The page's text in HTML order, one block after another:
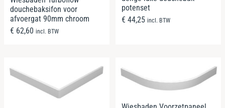
douchebaksifon voor
afvoergat 90mm chroom
€ 62,60 incl. BTW
potenset
€ 44,25 incl. BTW